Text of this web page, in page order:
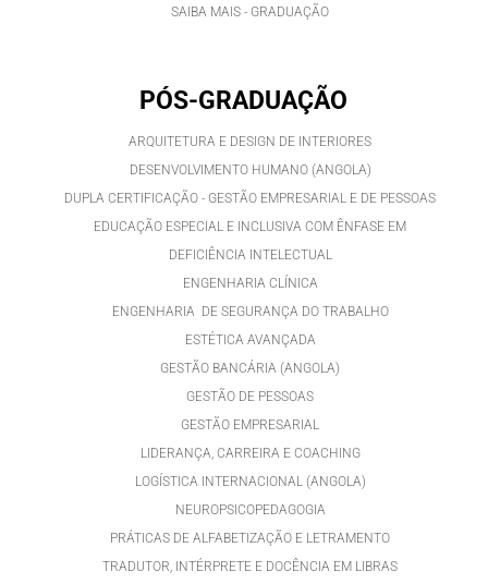
SAIBA MAIS - GRADUAÇÃO
PÓS-GRADUAÇÃO
ARQUITETURA E DESIGN DE INTERIORES
DESENVOLVIMENTO HUMANO (ANGOLA)
DUPLA CERTIFICAÇÃO - GESTÃO EMPRESARIAL E DE PESSOAS
EDUCAÇÃO ESPECIAL E INCLUSIVA COM ÊNFASE EM
DEFICIÊNCIA INTELECTUAL
ENGENHARIA CLÍNICA
ENGENHARIA DE SEGURANÇA DO TRABALHO
ESTÉTICA AVANÇADA
GESTÃO BANCÁRIA (ANGOLA)
GESTÃO DE PESSOAS
GESTÃO EMPRESARIAL
LIDERANÇA, CARREIRA E COACHING
LOGÍSTICA INTERNACIONAL (ANGOLA)
NEUROPSICOPEDAGOGIA
PRÁTICAS DE ALFABETIZAÇÃO E LETRAMENTO
TRADUTOR, INTÉRPRETE E DOCÊNCIA EM LIBRAS